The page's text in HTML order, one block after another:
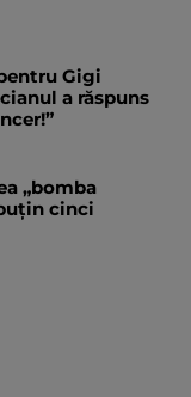
Gigi
a răspuns
„bomba
cinci